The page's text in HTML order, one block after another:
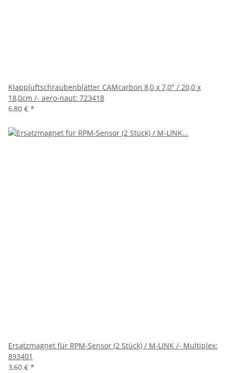
Klappluftschraubenblätter CAMcarbon 8,0 x 7,0" / 20,0 x
18,0cm /- aero-naut: 723418
6,80 € *
Ersatzmagnet für RPM-Sensor (2 Stück) / M-LINK /- Multiplex:
893401
3,60 € *